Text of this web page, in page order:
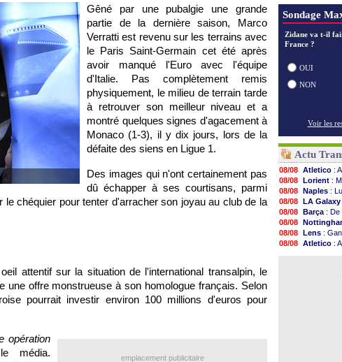
Gêné par une pubalgie une grande
partie de la dernière saison, Marco
Verratti est revenu sur les terrains avec
le Paris Saint-Germain cet été après
avoir manqué l'Euro avec l'équipe
d'Italie. Pas complètement remis
physiquement, le milieu de terrain tarde
à retrouver son meilleur niveau et a
montré quelques signes d'agacement à
Monaco (1-3), il y dix jours, lors de la
défaite des siens en Ligue 1.
Des images qui n'ont certainement pas
dû échapper à ses courtisans, parmi
chéquier pour tenter d'arracher son joyau au club de la
attentif sur la situation de l'international transalpin, le
une offre monstrueuse à son homologue français. Selon
pourrait investir environ 100 millions d'euros pour
emplacement publicitaire
opération
média.
Sondage
Zidane va t-il
France ?
OUI
NON
Voir les
Actu
08/08 Atletico :
08/08 Lorient :
08/08 Naples :
08/08 LA Galaxy
08/08 Barça : De
08/08
08/08 Lens :
08/08 Atletico :
: la